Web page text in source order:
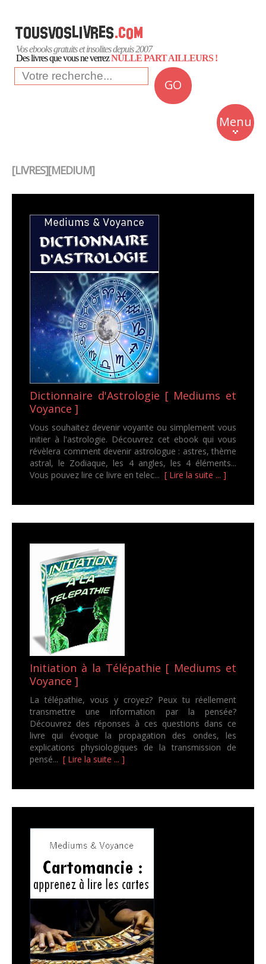
Vos ebooks gratuits et insolites depuis 2007
Des livres que vous ne verrezNULLE PART AILLEURS !
GO
Menu
Insolite
Business
[LIVRES][MEDIUM]
Dictionnaire d'Astrologie [ Mediums et
Voyance ]
Vous souhaitez devenir voyante ou simplement vous
initier à l'astrologie. Découvrez cet ebook qui vous
révèlera comment devenir astrologue : astres, thème
astral, le Zodiaque, les 4 angles, les 4 éléments...
Vous pouvez lire ce livre en telec... [ Lire la suite ... ]
Initiation à la Télépathie [ Mediums et
Voyance ]
La télépathie, vous y croyez? Peux tu réellement
transmettre une information par la pensée?
Découvrez des réponses à ces questions dans ce
livre qui évoque la propagation des ondes, les
explications physiologiques de la transmission de
pensé... [ Lire la suite ... ]